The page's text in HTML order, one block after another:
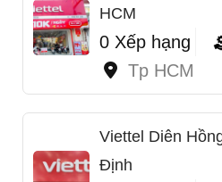
HCM
0 Xếp hạng
Tp HCM
Viettel Diên
Định